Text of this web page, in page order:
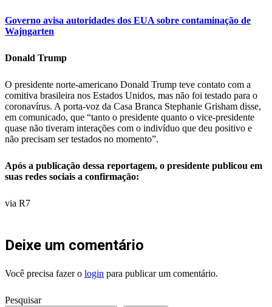
Governo avisa autoridades dos EUA sobre contaminação de
Wajngarten
Donald Trump
O presidente norte-americano Donald Trump teve contato com a
comitiva brasileira nos Estados Unidos, mas não foi testado para o
coronavírus. A porta-voz da Casa Branca Stephanie Grisham disse,
em comunicado, que “tanto o presidente quanto o vice-presidente
quase não tiveram interações com o indivíduo que deu positivo e
não precisam ser testados no momento”.
Após a publicação dessa reportagem, o presidente publicou em
suas redes sociais a confirmação:
via R7
Deixe um comentário
Você precisa fazer o login para publicar um comentário.
Pesquisar